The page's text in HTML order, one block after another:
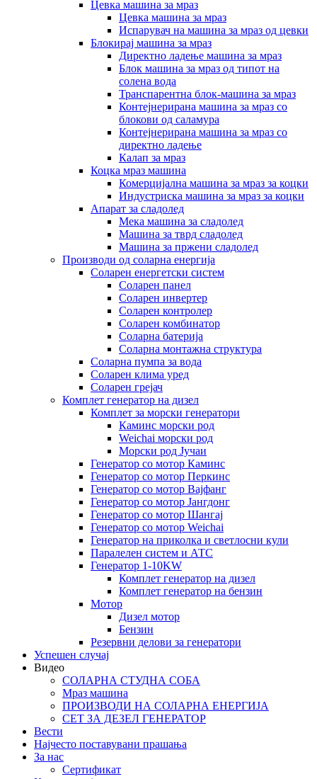
Цевка машина за мраз
Цевка машина за мраз
Испарувач на машина за мраз од цевки
Блокирај машина за мраз
Директно ладење машина за мраз
Блок машина за мраз од типот на
солена вода
Транспарентна блок-машина за мраз
Контејнерирана машина за мраз со
блокови од саламура
Контејнерирана машина за мраз со
директно ладење
Калап за мраз
Коцка мраз машина
Комерцијална машина за мраз за коцки
Индустриска машина за мраз за коцки
Апарат за сладолед
Мека машина за сладолед
Машина за тврд сладолед
Машина за пржени сладолед
Производи од соларна енергија
Соларен енергетски систем
Соларен панел
Соларен инвертер
Соларен контролер
Соларен комбинатор
Соларна батерија
Соларна монтажна структура
Соларна пумпа за вода
Соларен клима уред
Соларен грејач
Комплет генератор на дизел
Комплет за морски генератори
Каминс морски род
Weichai морски род
Морски род Јучаи
Генератор со мотор Каминс
Генератор со мотор Перкинс
Генератор со мотор Вајфанг
Генератор со мотор Јангдонг
Генератор со мотор Шангај
Генератор со мотор Weichai
Генератор на приколка и светлосни кули
Паралелен систем и АТС
Генератор 1-10KW
Комплет генератор на дизел
Комплет генератор на бензин
Мотор
Дизел мотор
Бензин
Резервни делови за генератори
Успешен случај
Видео
СОЛАРНА СТУДНА СОБА
Мраз машина
ПРОИЗВОДИ НА СОЛАРНА ЕНЕРГИЈА
СЕТ ЗА ДЕЗЕЛ ГЕНЕРАТОР
Вести
Најчесто поставувани прашања
За нас
Сертификат